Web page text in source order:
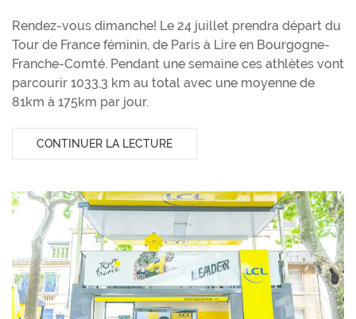
Rendez-vous dimanche! Le 24 juillet prendra départ du
Tour de France féminin, de Paris à Lire en Bourgogne-
Franche-Comté. Pendant une semaine ces athlètes vont
parcourir 1033,3 km au total avec une moyenne de
81km à 175km par jour.
CONTINUER LA LECTURE